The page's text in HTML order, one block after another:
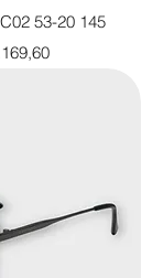
53-20 145
Fiyat